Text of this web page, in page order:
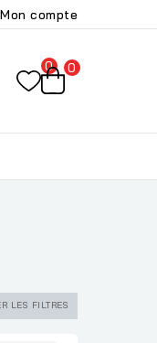
Mon compte
0 0
LES FILTRES